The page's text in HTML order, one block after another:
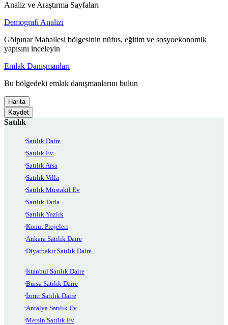
Analiz ve Araştırma Sayfaları
Demografi Analizi
Gölpınar Mahallesi bölgesinin nüfus, eğitim ve sosyoekonomik
yapısını inceleyin
Emlak Danışmanları
Bu bölgedeki emlak danışmanlarını bulun
Harita
Kaydet
Satılık
Satılık Daire
Satılık Ev
Satılık Arsa
Satılık Villa
Satılık Müstakil Ev
Satılık Tarla
Satılık Yazlık
Konut Projeleri
Ankara Satılık Daire
Diyarbakır Satılık Daire
İstanbul Satılık Daire
Bursa Satılık Daire
İzmir Satılık Daire
Antalya Satılık Ev
Mersin Satılık Ev